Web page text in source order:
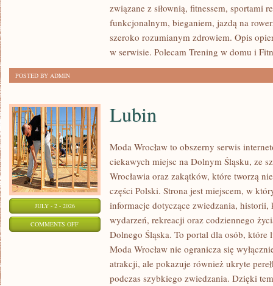
związane z siłownią, fitnessem, sportami
funkcjonalnym, bieganiem, jazdą na
szeroko rozumianym zdrowiem. Opis
w serwisie. Polecam Trening w domu i
POSTED BY ADMIN
JULY - 2 - 2026
COMMENTS OFFON
Lubin
Moda Wrocław to obszerny serwis
ciekawych miejsc na Dolnym Śląsku, ze
Wrocławia oraz zakątków, które tworzą
części Polski. Strona jest miejscem, w
informacje dotyczące zwiedzania,
wydarzeń, rekreacji oraz codziennego
Dolnego Śląska. To portal dla osób,
Moda Wrocław nie ogranicza się
atrakcji, ale pokazuje również ukryte
podczas szybkiego zwiedzania. Dzięki